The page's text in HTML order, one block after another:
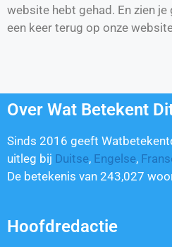
website hebt gehad. En zien
een keer terug op onze
Over Wat Betekent
Sinds 2016 geeft
uitleg bij Duitse, Engelse,
De betekenis van 243,027
Hoofdredactie